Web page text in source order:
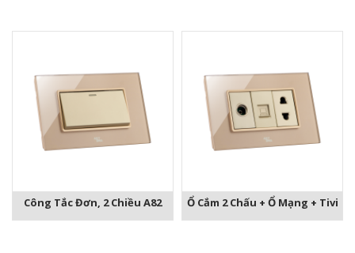
Công Tắc Đơn, 2 Chiều A82 Ổ Cắm 2 Chấu + Ổ Mạng + Tivi